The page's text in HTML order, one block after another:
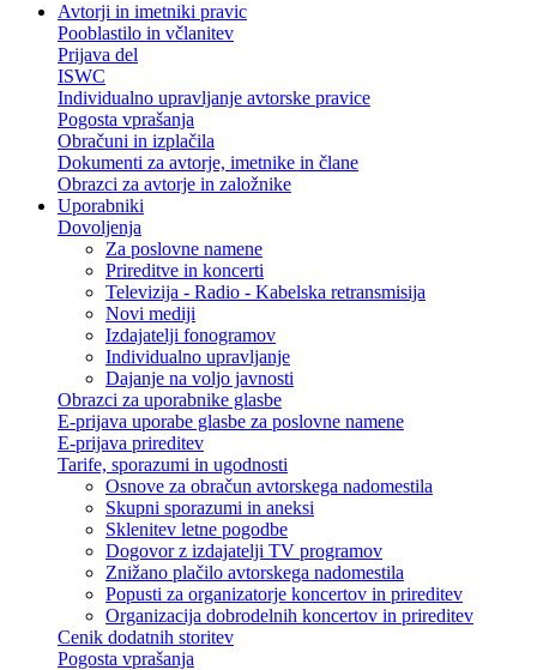
Avtorji in imetniki pravic
Pooblastilo in včlanitev
Prijava del
ISWC
Individualno upravljanje avtorske pravice
Pogosta vprašanja
Obračuni in izplačila
Dokumenti za avtorje, imetnike in člane
Obrazci za avtorje in založnike
Uporabniki
Dovoljenja
Za poslovne namene
Prireditve in koncerti
Televizija - Radio - Kabelska retransmisija
Novi mediji
Izdajatelji fonogramov
Individualno upravljanje
Dajanje na voljo javnosti
Obrazci za uporabnike glasbe
E-prijava uporabe glasbe za poslovne namene
E-prijava prireditev
Tarife, sporazumi in ugodnosti
Osnove za obračun avtorskega nadomestila
Skupni sporazumi in aneksi
Sklenitev letne pogodbe
Dogovor z izdajatelji TV programov
Znižano plačilo avtorskega nadomestila
Popusti za organizatorje koncertov in prireditev
Organizacija dobrodelnih koncertov in prireditev
Cenik dodatnih storitev
Pogosta vprašanja